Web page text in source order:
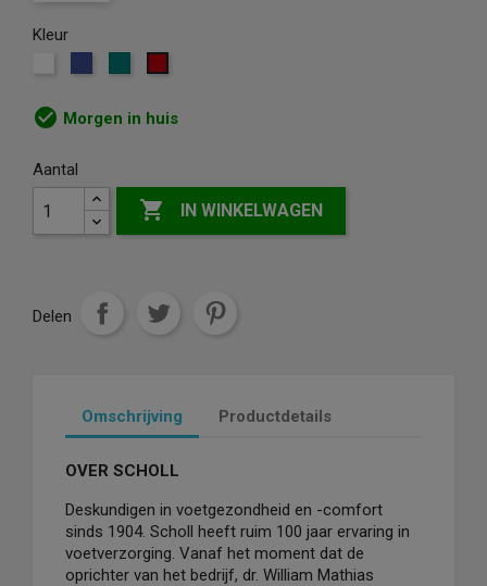
Kleur
check_circle Morgen in huis
Aantal
 IN WINKELWAGEN
Delen
Omschrijving Productdetails
OVER SCHOLL
Deskundigen in voetgezondheid en -comfort
sinds 1904. Scholl heeft ruim 100 jaar ervaring in
voetverzorging. Vanaf het moment dat de
oprichter van het bedrijf, dr. William Mathias